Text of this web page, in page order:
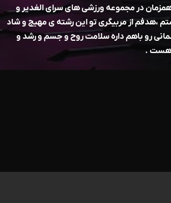
در مجموعه ورزشی های سرای الغدیر و
،هدفم از مربیگری تو این رشته ی مهیج و شاد
رو باهم داره سلامت روح و جسم و رشد و
هست .